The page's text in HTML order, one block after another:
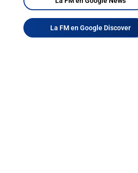
La FM en Google Discover